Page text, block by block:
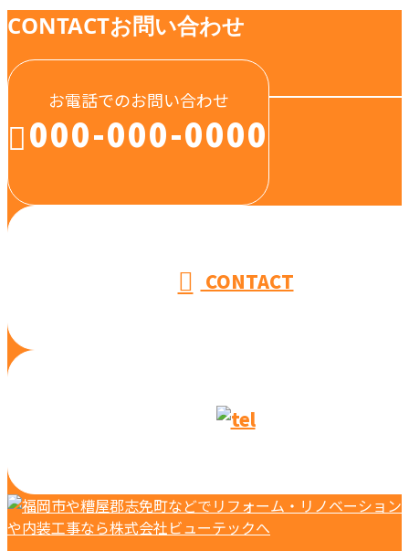
CONTACTお問い合わせ
お電話でのお問い合わせ
000-000-0000
CONTACT